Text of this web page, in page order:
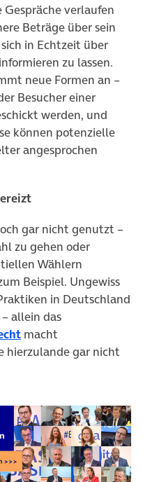
verlaufen
Beträge über sein
in Echtzeit über
zu lassen.
neue Formen an –
Besucher einer
werden, und
können potenzielle
angesprochen
gar nicht genutzt –
zu gehen oder
Wählern
Beispiel. Ungewiss
in Deutschland
allein das
macht
hierzulande gar nicht